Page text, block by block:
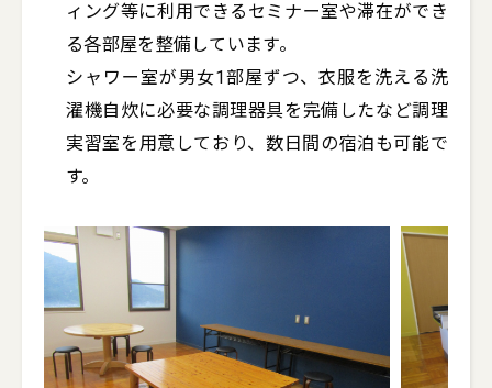
ィング等に利用できるセミナー室や滞在ができ
る各部屋を整備しています。
シャワー室が男女1部屋ずつ、衣服を洗える洗
濯機自炊に必要な調理器具を完備したなど調理
実習室を用意しており、数日間の宿泊も可能で
す。